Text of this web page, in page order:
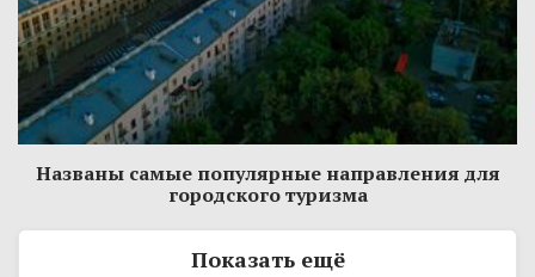
Названы самые популярные направления для
городского туризма
Показать ещё